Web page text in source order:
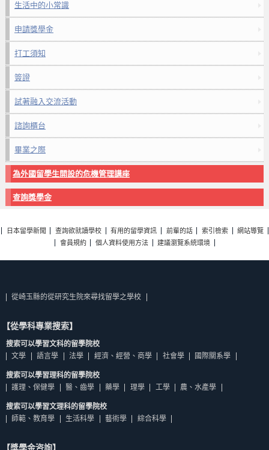
生活中的小常識
申請獎學金
打工須知
簽證
試著融入交流活動
諮詢櫃台
畢業之際
為外國留學生開設的危機管理講座
查詢獎學金
日本留學新聞 查詢欲就讀學校 有用的留學資訊 前輩的話 索引檢索
網站導覽
會員規約
個人資料使用方法 建議瀏覽系統環境
從崎玉縣的從研究生院來尋找留學之學校
【從學科專業搜索】
搜索可以學習文科的留學院校
文學
語言學 法學 經濟、經營、商學 社會學 國際關系學
搜索可以學習理科的留學院校
護理、保健學
醫、齒學 藥學 理學 工學 農、水產學
搜索可以學習文理科的留學院校
師範、教育學
生活科學 藝術學 綜合科學
【獎學金咨詢】